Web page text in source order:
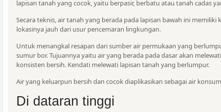
lapisan tanah yang cocok, yaitu berpasir, berbatu atau tanah cadas
Secara teknis, air tanah yang berada pada lapisan bawah ini memiliki
lokasinya jauh dari usur pencemaran lingkungan.
Untuk menangkal resapan dari sumber air permukaan yang
sumur bor. Tujuannya yaitu air yang berada pada dasar akan
konsisten bersih. Kendati melewati lapisan tanah yang berlumpur.
Air yang keluarpun bersih dan cocok diaplikasikan sebagai air
Di dataran tinggi